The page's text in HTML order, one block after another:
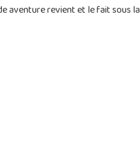
aventure revient et le fait sous la